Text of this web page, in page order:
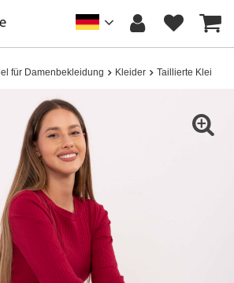
für Damenbekleidung Kleider Taillierte Kleider